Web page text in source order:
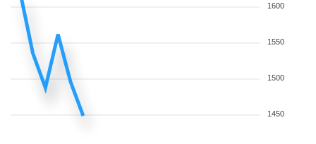
1600
1550
1500
1450